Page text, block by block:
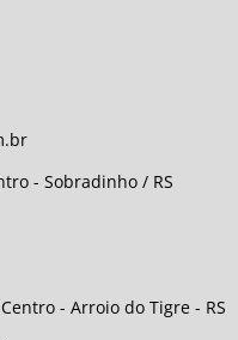
- Sobradinho / RS
- Arroio do Tigre - RS